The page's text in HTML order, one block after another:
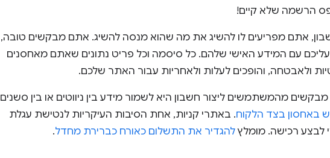
הרשמה שלא קיים!
אתם מפריעים לו להשיג את מה שהוא מנסה להשיג. אתם מבקשים טובה,
עם המידע האישי שלהם. כל סיסמה וכל פריט נתונים שאתם מאחסנים
ולאבטחה, והופכים לעלות ולאחריות עבור האתר שלכם.
מהמשתמשים ליצור חשבון היא לשמור מידע בין ניווטים או בין סשנים
באחסון בצד הלקוח. באתרי קניות, אחת הסיבות העיקריות לנטישת עגלת
לבצע רכישה. מומלץלהגדיר את התשלום כאורח כברירת מחדל.